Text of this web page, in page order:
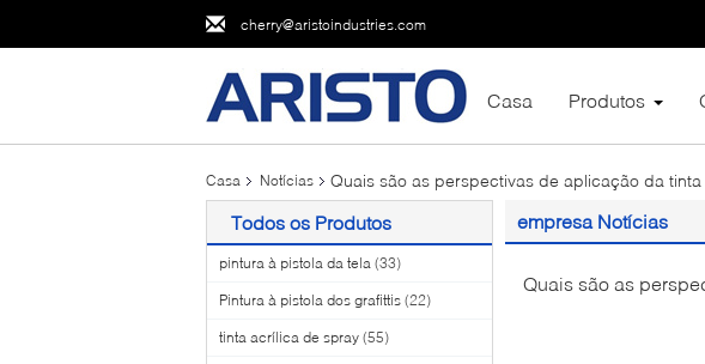
cherry@aristoindustries.com
Casa Produtos
Casa Notícias Quais são as perspectivas de aplicação da
Todos os Produtos
pintura à pistola da tela (33)
Pintura à pistola dos grafittis (22)
tinta acrílica de spray (55)
empresa Notícias
Quais são as